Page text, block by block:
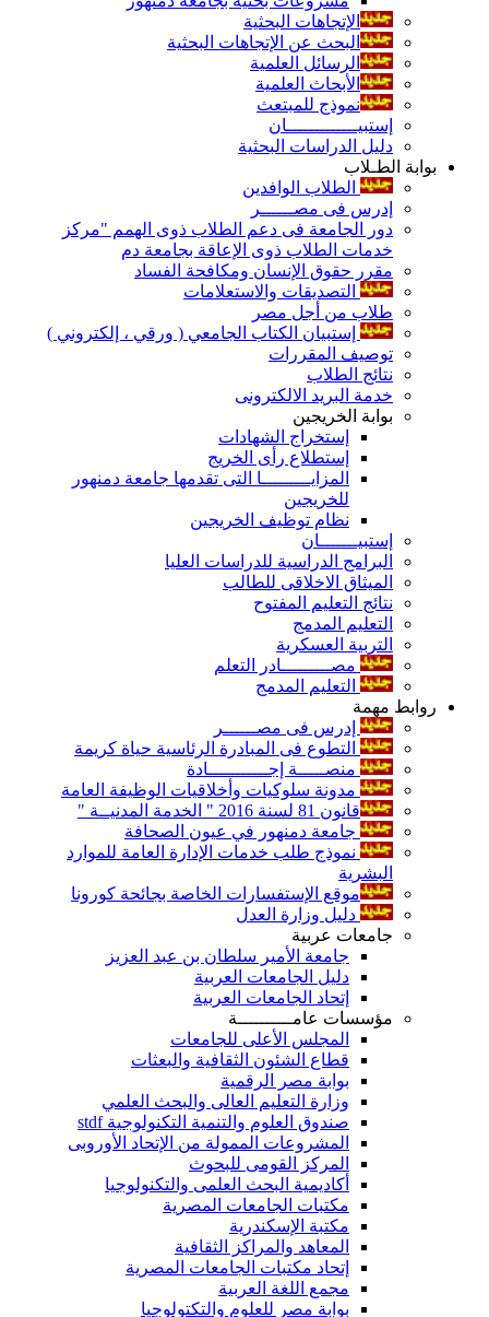
الإتجاهات البحثية
البحث عن الإتجاهات البحثية
الرسائل العلمية
الأبحاث العلمية
نموذج للمبتعث
إستبيـــــــــــــان
دليل الدراسات البحثية
بوابة الطـلاب
الطلاب الوافدين
إدرس فى مصــــــر
دور الجامعة فى دعم الطلاب ذوى الهمم "مركز
خدمات الطلاب ذوى الإعاقة بجامعة دم
مقرر حقوق الإنسان ومكافحة الفساد
التصديقات والاستعلامات
طلاب من أجل مصر
إستبيان الكتاب الجامعي ( ورقي ، إلكتروني )
توصيف المقررات
نتائج الطلاب
خدمة البريد الالكترونى
بوابة الخريجين
إستخراج الشهادات
إستطلاع رأى الخريج
المزايـــــــــا التى تقدمها جامعة دمنهور
للخريجين
نظام توظيف الخريجين
إستبيـــــــان
البرامج الدراسية للدراسات العليا
الميثاق الاخلاقى للطالب
نتائج التعليم المفتوح
التعليم المدمج
التربية العسكرية
مصـــــــــادر التعلم
التعليم المدمج
روابط مهمة
إدرس فى مصــــــر
التطوع فى المبادرة الرئاسية حياة كريمة
منصـــــة إجـــــــــــادة
مدونة سلوكيات وأخلاقيات الوظيفة العامة
قانون 81 لسنة 2016 " الخدمة المدنيــة "
جامعة دمنهور في عيون الصحافة
نموذج طلب خدمات الإدارة العامة للموارد
البشرية
موقع الإستفسارات الخاصة بجائحة كورونا
دليل وزارة العدل
جامعات عربية
جامعة الأمير سلطان بن عبد العزيز
دليل الجامعات العربية
إتحاد الجامعات العربية
مؤسسات عامــــــــــة
المجلس الأعلى للجامعات
قطاع الشئون الثقافية والبعثات
بوابة مصر الرقمية
وزارة التعليم العالى والبحث العلمي
صندوق العلوم والتنمية التكنولوجية stdf
المشروعات الممولة من الإتحاد الأوروبى
المركز القومى للبحوث
أكاديمية البحث العلمى والتكنولوجيا
مكتبات الجامعات المصرية
مكتبة الإسكندرية
المعاهد والمراكز الثقافية
إتحاد مكتبات الجامعات المصرية
مجمع اللغة العربية
بوابة مصر للعلوم والتكتولوجيا